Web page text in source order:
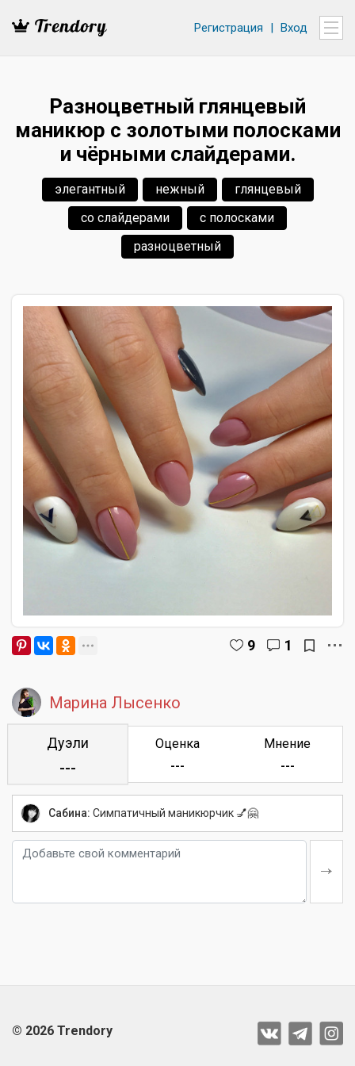
Регистрация | Вход
Разноцветный глянцевый
маникюр с золотыми полосками
и чёрными слайдерами.
элегантный нежный
глянцевый
со слайдерами
с полосками
разноцветный
9 1
Марина Лысенко
Дуэли
---
Оценка
---
Мнение
---
Сабина: Симпатичный маникюрчик 💅🤗
© 2026 Trendory